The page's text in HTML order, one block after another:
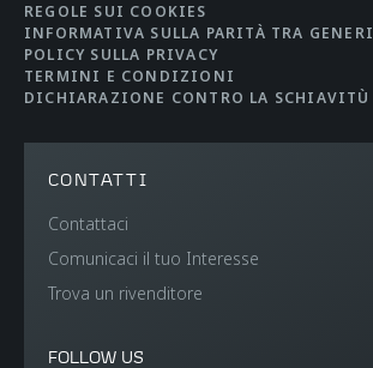
REGOLE SUI COOKIES
INFORMATIVA SULLA PARITÀ TRA GENERI
POLICY SULLA PRIVACY
TERMINI E CONDIZIONI
DICHIARAZIONE CONTRO LA SCHIAVITÙ
CONTATTI
Contattaci
Comunicaci il tuo Interesse
Trova un rivenditore
FOLLOW US